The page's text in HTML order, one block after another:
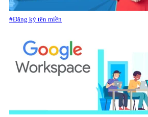
#Đăng ký tên miền